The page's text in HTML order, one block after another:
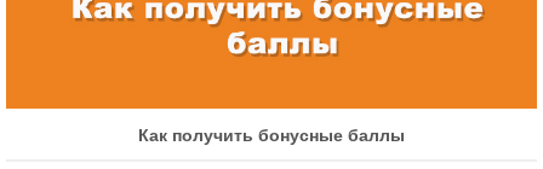
Как получить бонусные баллы